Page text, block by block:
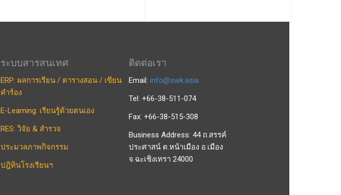
ระบบสารสนเทศ
ERP: ผลการเรียน / ตารางสอน / เขียน
คำร้อง
E-Learning: เรียนรู้ด้วยตนเอง
RES: วิจัย & สำรวจ
ประมวลภาพกิจกรรม
ปฎิทินโรงเรียนฯ
ติดต่อเรา
Email:info@swk.asia
Tel: +66-38-511-074
Fax: +66-38-515-308
Business Address: 44 ถ.สรรค์
ประศาสน์ ต.หน้าเมือง อ.เมือง
จ.ฉะเชิงเทรา 24000